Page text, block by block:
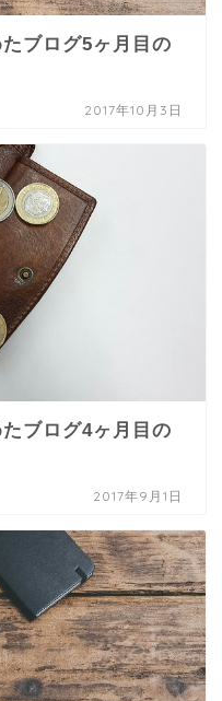
ブログ5ヶ月目の
2017年10月3日
ブログ4ヶ月目の
2017年9月1日